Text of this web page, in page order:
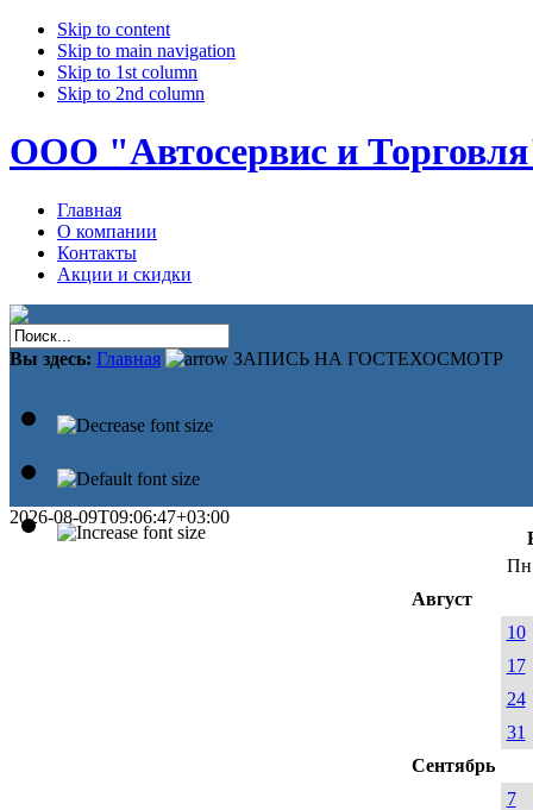
Skip to content
Skip to main navigation
Skip to 1st column
Skip to 2nd column
ООО "Автосервис и
Главная
О компании
Контакты
Акции и скидки
Вы здесь: Главная ЗАПИСЬ НА ГОСТЕХОСМОТР
2026-08-09T09:06:47+03:00
Пн
Август
10
17
24
31
Сентябрь
7